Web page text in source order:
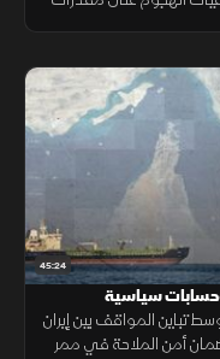
45:24
سياسية
تباين المواقف بين إيران
أمن الملاحة في ممر